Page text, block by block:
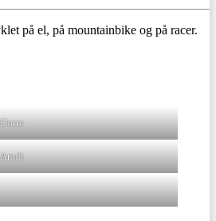
på el, på mountainbike og på racer.
Dorte
Amdi